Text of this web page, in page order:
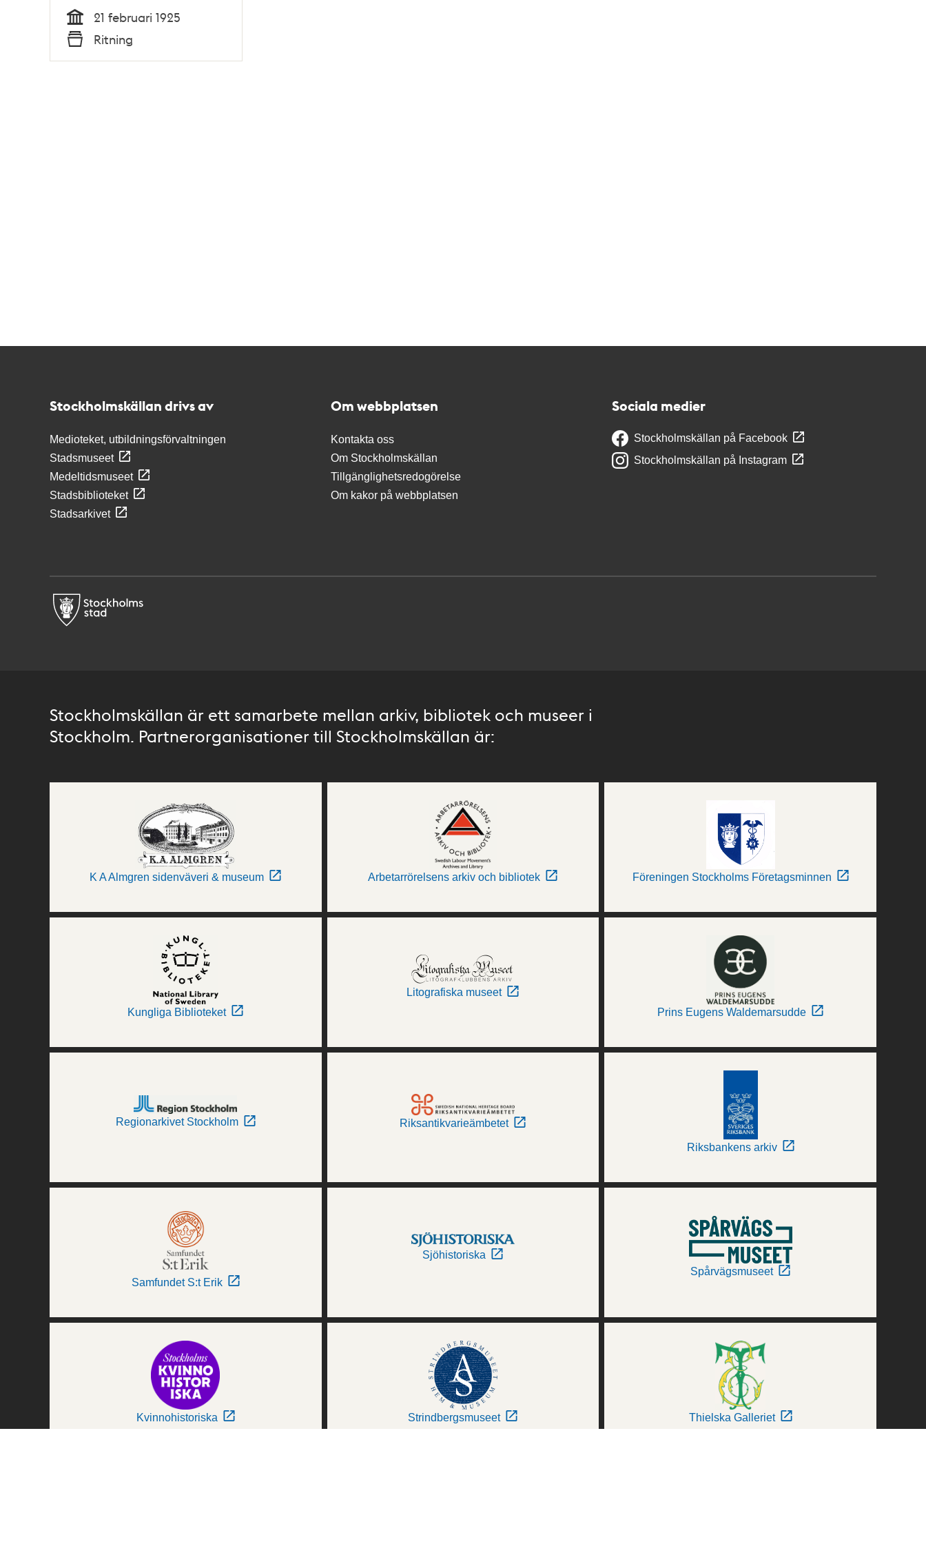
Tid
21 februari 1925
Typ
Ritning
Stockholmskällan drivs av
Medioteket, utbildningsförvaltningen
Stadsmuseet
Medeltidsmuseet
Stadsbiblioteket
Stadsarkivet
Om webbplatsen
Kontakta oss
Om Stockholmskällan
Tillgänglighetsredogörelse
Om kakor på webbplatsen
Sociala medier
Stockholmskällan på Facebook
Stockholmskällan på Instagram
Stockholmskällan är ett samarbete mellan arkiv, bibliotek och museer i
Stockholm. Partnerorganisationer till Stockholmskällan är:
K A Almgren sidenväveri & museum Arbetarrörelsens arkiv och bibliotek Föreningen Stockholms Företagsminnen
Kungliga Biblioteket
Litografiska museet
Prins Eugens Waldemarsudde
Regionarkivet Stockholm Riksantikvarieämbetet
Riksbankens arkiv
Samfundet S:t Erik
Sjöhistoriska
Spårvägsmuseet
Kvinnohistoriska Strindbergsmuseet Thielska Galleriet